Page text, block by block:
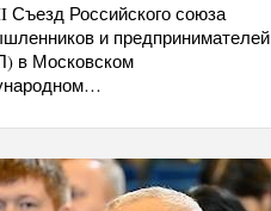
Съезд Российского союза
и предпринимателей
в Московском